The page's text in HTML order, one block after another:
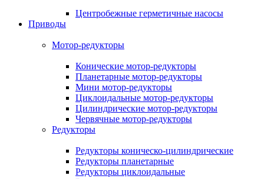
Центробежные герметичные насосы
Приводы
Мотор-редукторы
Конические мотор-редукторы
Планетарные мотор-редукторы
Мини мотор-редукторы
Циклоидальные мотор-редукторы
Цилиндрические мотор-редукторы
Червячные мотор-редукторы
Редукторы
Редукторы коническо-цилиндрические
Редукторы планетарные
Редукторы циклоидальные